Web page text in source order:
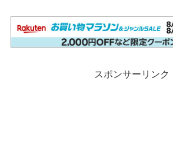
スポンサーリンク